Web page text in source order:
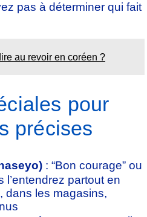
pas à déterminer qui fait
au revoir en coréen ?
pour
précises
: “Bon courage” ou
l’entendrez partout en
dans les magasins,